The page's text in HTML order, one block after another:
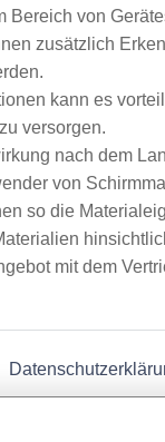
Bereich von
zusätzlich
kann es
versorgen.
nach dem
von
so die
mit dem